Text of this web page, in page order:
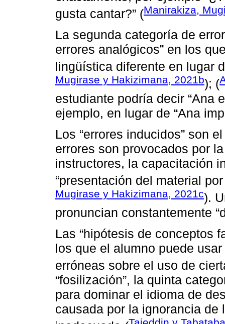
gusta cantar?” (Manirakiza,
La segunda categoría de
errores analógicos” en los
lingüística diferente en lugar
Mugirase y Hakizimana, 2021b); (
estudiante podría decir “Ana
ejemplo, en lugar de “Ana
Los “errores inducidos” son
errores son provocados por
instructores, la capacitación
“presentación del material
Mugirase y Hakizimana, 2021c).
pronuncian constantemente
Las “hipótesis de conceptos
los que el alumno puede
erróneas sobre el uso de
“fosilización”, la quinta
para dominar el idioma de
causada por la ignorancia